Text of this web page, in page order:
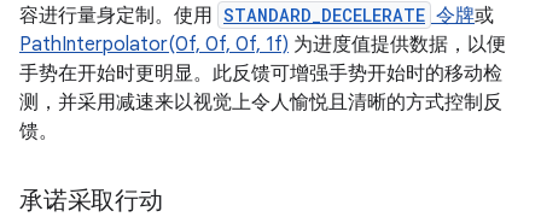
容进行量身定制。使用 STANDARD_DECELERATE 令牌或
PathInterpolator(0f, 0f, 0f, 1f) 为进度值提供数据，以便
手势在开始时更明显。此反馈可增强手势开始时的移动检
测，并采用减速来以视觉上令人愉悦且清晰的方式控制反
馈。
承诺采取行动